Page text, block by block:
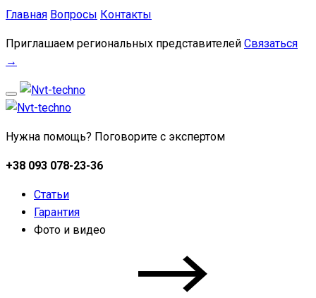
Главная Вопросы Контакты
Приглашаем региональных представителей Связаться
→
Нужна помощь? Поговорите с экспертом
+38 093 078-23-36
Статьи
Гарантия
Фото и видео